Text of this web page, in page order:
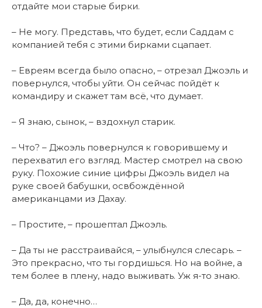
отдайте мои старые бирки.
– Не могу. Представь, что будет, если Саддам с
компанией тебя с этими бирками сцапает.
– Евреям всегда было опасно, – отрезал Джоэль и
повернулся, чтобы уйти. Он сейчас пойдёт к
командиру и скажет там всё, что думает.
– Я знаю, сынок, – вздохнул старик.
– Что? – Джоэль повернулся к говорившему и
перехватил его взгляд. Мастер смотрел на свою
руку. Похожие синие цифры Джоэль видел на
руке своей бабушки, освбождённой
американцами из Дахау.
– Простите, – прошептал Джоэль.
– Да ты не расстраивайся, – улыбнулся слесарь. –
Это прекрасно, что ты гордишься. Но на войне, а
тем более в плену, надо выживать. Уж я-то знаю.
– Да, да, конечно…